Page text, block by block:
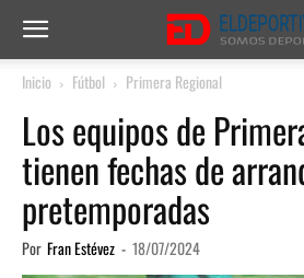
Inicio Fútbol Primera Regional
Los equipos de
tienen fechas de
pretemporadas
Por Fran Estévez - 18/07/2024